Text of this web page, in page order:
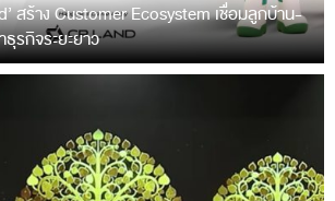
สร้าง Customer Ecosystem เชื่อมลูกบ้าน-
รกิจระยะยาว